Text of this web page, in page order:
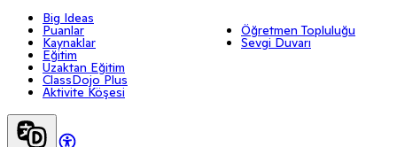
Big Ideas
Puanlar
Kaynaklar
Eğitim
Uzaktan Eğitim
ClassDojo Plus
Aktivite Köşesi
Öğretmen Topluluğu
Sevgi Duvarı